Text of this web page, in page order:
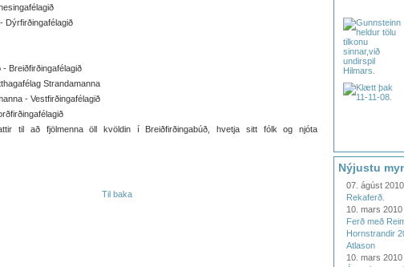
Dýrfirðingafélagið
- Breiðfirðingafélagið
Strandamanna
- Vestfirðingafélagið
til að fjölmenna öll kvöldin í Breiðfirðingabúð, hvetja sitt fólk og njóta
Til baka
Nýjustu
07. ágúst 2010
Rekaferð.
10. mars 2010
Ferð með
Hornstrandir
Atlason
10. mars 2010